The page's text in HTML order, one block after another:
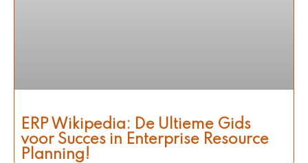
ERP Wikipedia: De Ultieme Gids
voor Succes in Enterprise Resource
Planning!